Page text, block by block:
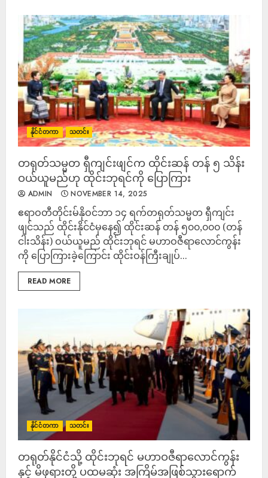
နိုင်ငံတကာ သတင်း
တရုတ်သမ္မတ ရှီကျင်းဖျင်က ထိုင်းဆန် တန် ၅ သိန်း
ဝယ်ယူမည်ဟု ထိုင်းဘုရင်ကို ပြောကြား
ADMIN NOVEMBER 14, 2025
ဧရာဝတီတိုင်းမ်နိုဝင်ဘာ ၁၄ ရက်တရုတ်သမ္မတ ရှီကျင်း
ဖျင်သည် ထိုင်းနိုင်ငံမှနေ၍ ထိုင်းဆန် တန် ၅၀၀,၀၀၀ (တန်
ငါးသိန်း) ဝယ်ယူမည် ထိုင်းဘုရင် မဟာဝဇီရာလောင်ကွန်း
ကို ပြောကြားခဲ့ကြောင်း ထိုင်းဝန်ကြီးချုပ်...
READ MORE
နိုင်ငံတကာ သတင်း
တရုတ်နိုင်ငံသို့ ထိုင်းဘုရင် မဟာဝဇီရာလောင်ကွန်း
နှင့် မိဖုရားတို့ ပထမဆုံး အကြိမ်အဖြစ်သွားရောက်